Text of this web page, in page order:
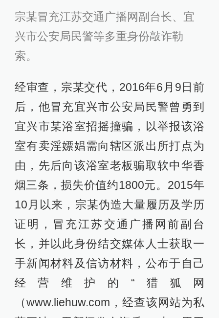
宗某冒充江苏交通广播网副台长、宜
兴市公安局民警等多重身份敲诈勒
索。
经审查，宗某交代，2016年6月9日前
后，他冒充宜兴市公安局民警曾勇到
宜兴市某浴室招摇撞骗，以举报该浴
室有卖淫嫖娼需向辖区派出所打点为
由，先后向该浴室老板骗取软中华香
烟三条，损失价值约1800元。2015年
10月以来，宗某伪造大量履历及学历
证明，冒充江苏交通广播网前副台
长，并以此身份结交媒体人士获取一
手新闻材料及信访材料，公布于自己
经营维护的“猎狐网
（www.liehuw.com，经查该网站为私